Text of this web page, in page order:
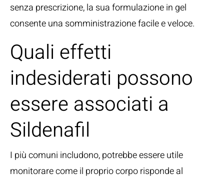
senza prescrizione, la sua formulazione in gel
consente una somministrazione facile e veloce.
Quali effetti
indesiderati possono
essere associati a
Sildenafil
I più comuni includono, potrebbe essere utile
monitorare come il proprio corpo risponde al